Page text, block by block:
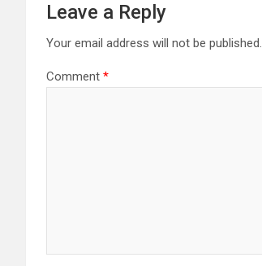
Leave a Reply
Your email address will not be published.
Comment *